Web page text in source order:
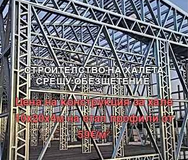
СТРОИТЕЛСТВО НА ХАЛЕТА
СРЕЩУ ОБЕЗЩЕТЕНИЕ
Цена на конструкция за хале
10х20х4м на етап профили от
59€/м²​​​